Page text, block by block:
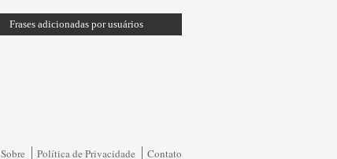
Frases adicionadas por usuários
Sobre Política de Privacidade Contato